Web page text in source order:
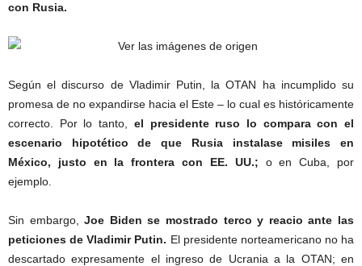
con Rusia.
Según el discurso de Vladimir Putin, la OTAN ha incumplido su
promesa de no expandirse hacia el Este – lo cual es históricamente
correcto. Por lo tanto, el presidente ruso lo compara con el
escenario hipotético de que Rusia instalase misiles en
México, justo en la frontera con EE. UU.; o en Cuba, por
ejemplo.
Sin embargo,Joe Biden se mostrado terco y reacio ante las
peticiones de Vladimir Putin. El presidente norteamericano no ha
descartado expresamente el ingreso de Ucrania a la OTAN; en